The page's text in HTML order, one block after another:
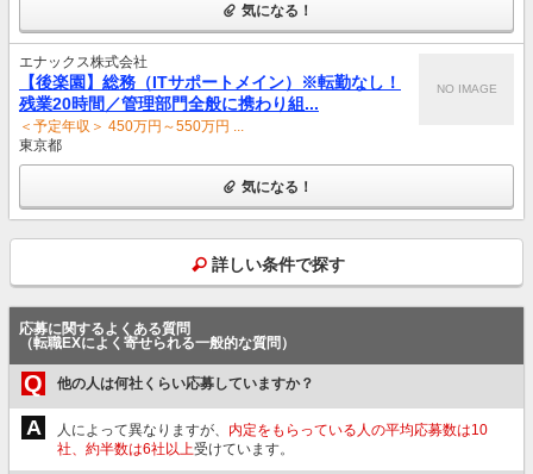
気になる！
エナックス株式会社
【後楽園】総務（ITサポートメイン）※転勤なし！
残業20時間／管理部門全般に携わり組...
＜予定年収＞ 450万円～550万円 ...
東京都
NO IMAGE
気になる！
詳しい条件で探す
応募に関するよくある質問
（転職EXによく寄せられる一般的な質問）
Q 他の人は何社くらい応募していますか？
A 人によって異なりますが、 内定をもらっている人の平均応募数は10
社、約半数は6社以上受けています。